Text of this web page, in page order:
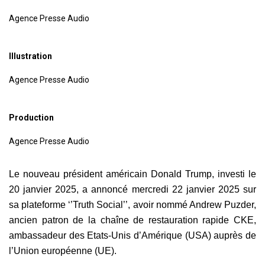
Agence Presse Audio
Illustration
Agence Presse Audio
Production
Agence Presse Audio
Le nouveau président américain Donald Trump, investi le
20 janvier 2025, a annoncé mercredi 22 janvier 2025 sur
sa plateforme ‘’Truth Social’’, avoir nommé Andrew Puzder,
ancien patron de la chaîne de restauration rapide CKE,
ambassadeur des Etats-Unis d’Amérique (USA) auprès de
l’Union européenne (UE).